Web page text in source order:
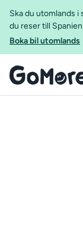
Ska du utomlands i
du reser till
Boka bil utomlands